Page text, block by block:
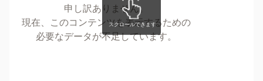
申し訳ありません。
現在、このコンテンツを表示するための
必要なデータが不足しています。